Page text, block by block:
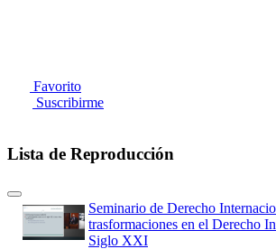
Favorito
Suscribirme
Lista de Reproducción
Seminario de Derecho
trasformaciones en el Derecho
Siglo XXI